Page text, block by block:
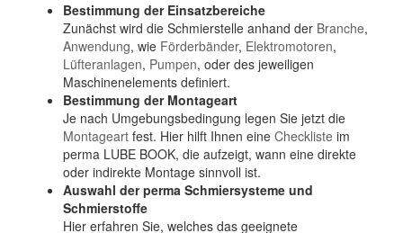
Bestimmung der Einsatzbereiche
Zunächst wird die Schmierstelle anhand der Branche,
Anwendung, wie Förderbänder, Elektromotoren,
Lüfteranlagen, Pumpen, oder des jeweiligen
Maschinenelements definiert.
Bestimmung der Montageart
Je nach Umgebungsbedingung legen Sie jetzt die
Montageart fest. Hier hilft Ihnen eine Checkliste im
perma LUBE BOOK, die aufzeigt, wann eine direkte
oder indirekte Montage sinnvoll ist.
Auswahl der perma Schmiersysteme und
Schmierstoffe
Hier erfahren Sie, welches das geeignete